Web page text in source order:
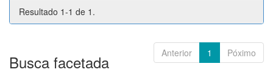
Resultado 1-1 de 1.
Anterior 1 Póximo
Busca facetada